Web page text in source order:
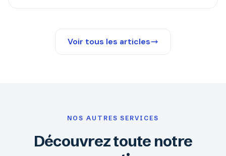
Voir tous les articles
NOS AUTRES SERVICES
Découvrez toute notre